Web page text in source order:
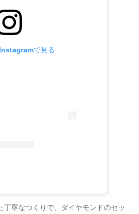
で見る
丁寧なつくりで、ダイヤモンドのセッ